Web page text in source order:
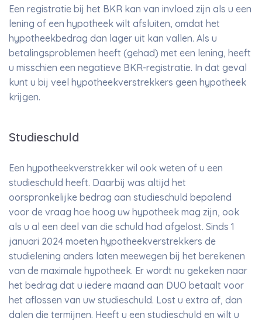
Een registratie bij het BKR kan van invloed zijn als u een
lening of een hypotheek wilt afsluiten, omdat het
hypotheekbedrag dan lager uit kan vallen. Als u
betalingsproblemen heeft (gehad) met een lening, heeft
u misschien een negatieve BKR-registratie. In dat geval
kunt u bij veel hypotheekverstrekkers geen hypotheek
krijgen.
Studieschuld
Een hypotheekverstrekker wil ook weten of u een
studieschuld heeft. Daarbij was altijd het
oorspronkelijke bedrag aan studieschuld bepalend
voor de vraag hoe hoog uw hypotheek mag zijn, ook
als u al een deel van die schuld had afgelost. Sinds 1
januari 2024 moeten hypotheekverstrekkers de
studielening anders laten meewegen bij het berekenen
van de maximale hypotheek. Er wordt nu gekeken naar
het bedrag dat u iedere maand aan DUO betaalt voor
het aflossen van uw studieschuld. Lost u extra af, dan
dalen die termijnen. Heeft u een studieschuld en wilt u